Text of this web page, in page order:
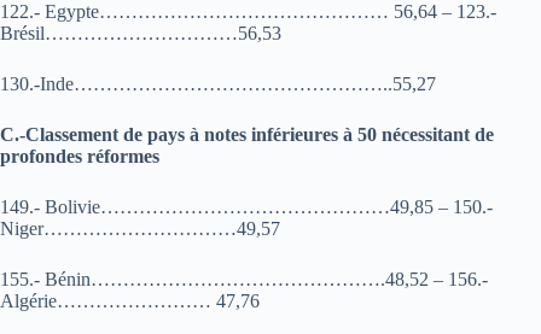
122.- Egypte……………………………………… 56,64 – 123.-
Brésil…………………………56,53
130.-Inde…………………………………………..55,27
C.-Classement de pays à notes inférieures à 50 nécessitant de
profondes réformes
149.- Bolivie………………………………………49,85 – 150.-
Niger…………………………49,57
155.- Bénin……………………………………….48,52 – 156.-
Algérie…………………… 47,76